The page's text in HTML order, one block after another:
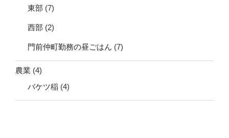
東部 (7)
西部 (2)
門前仲町勤務の昼ごはん (7)
農業 (4)
バケツ稲 (4)